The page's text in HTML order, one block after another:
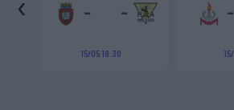
-
15/05 18:30